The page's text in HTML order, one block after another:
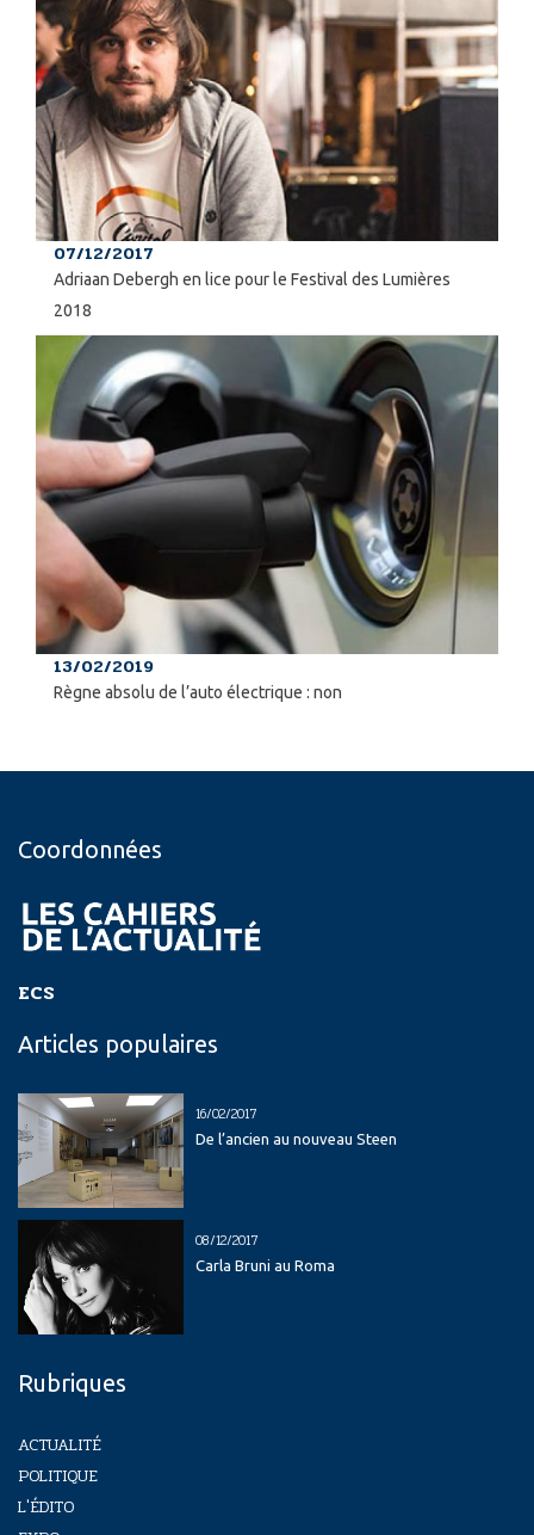
07/12/2017
Adriaan Debergh en lice pour le Festival des Lumières
2018
13/02/2019
Règne absolu de l’auto électrique : non
Coordonnées
ECS
Articles populaires
16/02/2017
De l’ancien au nouveau Steen
08/12/2017
Carla Bruni au Roma
Rubriques
ACTUALITÉ
POLITIQUE
L'ÉDITO